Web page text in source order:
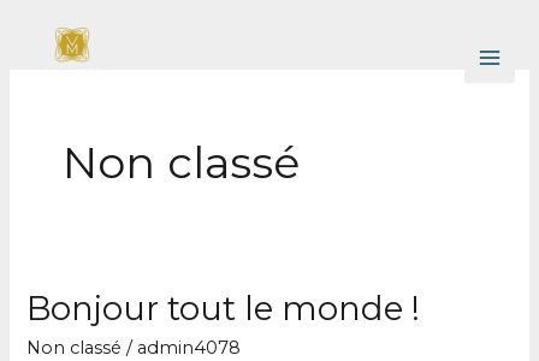
Non classé
Bonjour tout le monde !
Non classé / admin4078
Bonjour